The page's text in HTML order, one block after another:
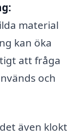
material
kan öka
att fråga
och
även klokt